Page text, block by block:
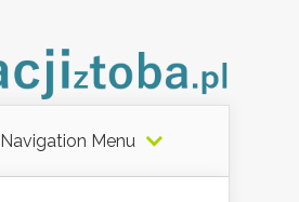
Navigation Menu